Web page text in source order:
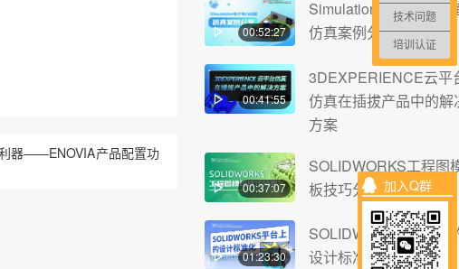
器——ENOVIA产品配置功
00:52:27
Simulation电子电力设
仿真案例分享
00:41:55
3DEXPERIENCE云平
仿真在插拔产品中的解
方案
00:37:07
SOLIDWORKS工程图
板技巧分享
01:23:30
SOLIDWORKS平台上
设计标准化
加入Q群
技术问题
培训认证